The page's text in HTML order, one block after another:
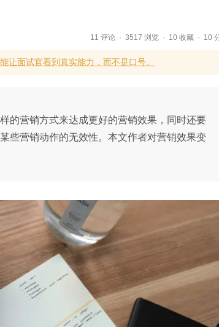
11 评论 3517 浏览 10 收藏 10
让面试官看到真实能力，而不是口号。
的营销方式来达成更好的营销效果，同时还要
些营销动作的无效性。本文作者对营销效果变